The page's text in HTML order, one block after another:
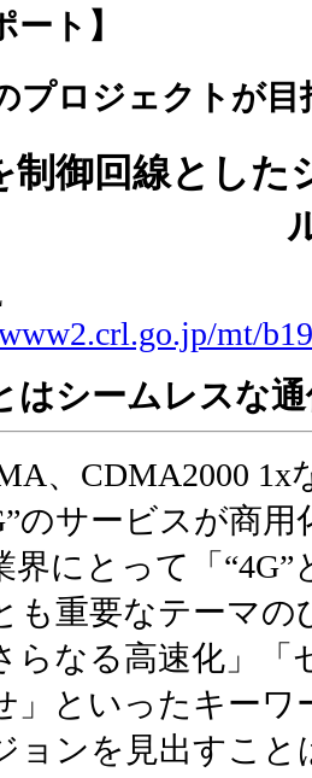
ート】
プロジェクトが目
制御回線とした
mt/
はシームレスな
、CDMA2000 1x
のサービスが商
界にとって「
も重要なテーマ
らなる高速化」「
」といったキーワ
ョンを見出すこと